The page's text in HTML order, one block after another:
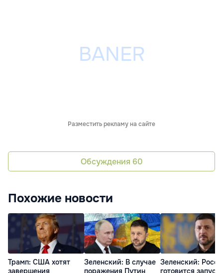
Разместить рекламу на сайте
Обсуждения 60
Похожие новости
Трамп: США хотят
завершения
Зеленский: В случае
поражения Путин
Зеленский:
готовится